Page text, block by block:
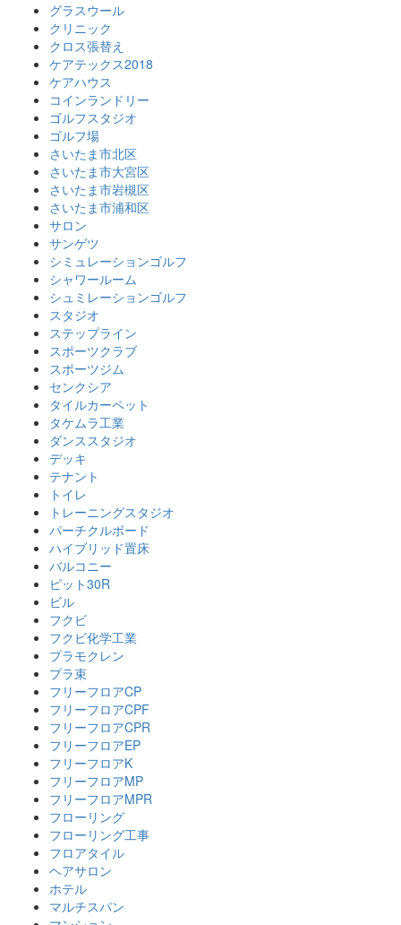
グラスウール
クリニック
クロス張替え
ケアテックス2018
ケアハウス
コインランドリー
ゴルフスタジオ
ゴルフ場
さいたま市北区
さいたま市大宮区
さいたま市岩槻区
さいたま市浦和区
サロン
サンゲツ
シミュレーションゴルフ
シャワールーム
シュミレーションゴルフ
スタジオ
ステップライン
スポーツクラブ
スポーツジム
センクシア
タイルカーペット
タケムラ工業
ダンススタジオ
デッキ
テナント
トイレ
トレーニングスタジオ
パーチクルボード
ハイブリッド置床
バルコニー
ピット30R
ビル
フクビ
フクビ化学工業
プラモクレン
プラ束
フリーフロアCP
フリーフロアCPF
フリーフロアCPR
フリーフロアEP
フリーフロアK
フリーフロアMP
フリーフロアMPR
フローリング
フローリング工事
フロアタイル
ヘアサロン
ホテル
マルチスパン